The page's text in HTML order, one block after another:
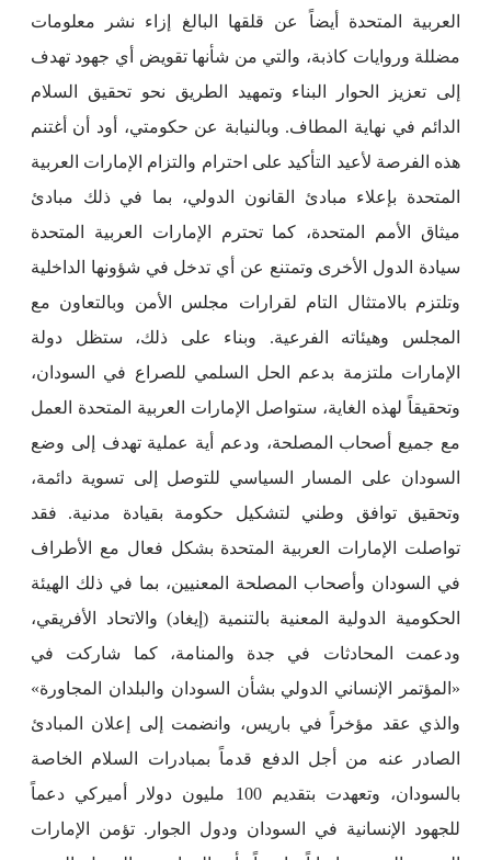
العربية المتحدة أيضاً عن قلقها البالغ إزاء نشر معلومات
مضللة وروايات كاذبة، والتي من شأنها تقويض أي جهود تهدف
إلى تعزيز الحوار البناء وتمهيد الطريق نحو تحقيق السلام
الدائم في نهاية المطاف. وبالنيابة عن حكومتي، أود أن أغتنم
هذه الفرصة لأعيد التأكيد على احترام والتزام الإمارات العربية
المتحدة بإعلاء مبادئ القانون الدولي، بما في ذلك مبادئ
ميثاق الأمم المتحدة، كما تحترم الإمارات العربية المتحدة
سيادة الدول الأخرى وتمتنع عن أي تدخل في شؤونها الداخلية
وتلتزم بالامتثال التام لقرارات مجلس الأمن وبالتعاون مع
المجلس وهيئاته الفرعية. وبناء على ذلك، ستظل دولة
الإمارات ملتزمة بدعم الحل السلمي للصراع في السودان،
وتحقيقاً لهذه الغاية، ستواصل الإمارات العربية المتحدة العمل
مع جميع أصحاب المصلحة، ودعم أية عملية تهدف إلى وضع
السودان على المسار السياسي للتوصل إلى تسوية دائمة،
وتحقيق توافق وطني لتشكيل حكومة بقيادة مدنية. فقد
تواصلت الإمارات العربية المتحدة بشكل فعال مع الأطراف
في السودان وأصحاب المصلحة المعنيين، بما في ذلك الهيئة
الحكومية الدولية المعنية بالتنمية (إيغاد) والاتحاد الأفريقي،
ودعمت المحادثات في جدة والمنامة، كما شاركت في
«المؤتمر الإنساني الدولي بشأن السودان والبلدان المجاورة»
والذي عقد مؤخراً في باريس، وانضمت إلى إعلان المبادئ
الصادر عنه من أجل الدفع قدماً بمبادرات السلام الخاصة
بالسودان، وتعهدت بتقديم 100 مليون دولار أميركي دعماً
للجهود الإنسانية في السودان ودول الجوار. تؤمن الإمارات